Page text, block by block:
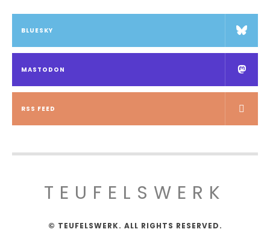
BLUESKY
MASTODON
RSS FEED
TEUFELSWERK
© TEUFELSWERK. ALL RIGHTS RESERVED.